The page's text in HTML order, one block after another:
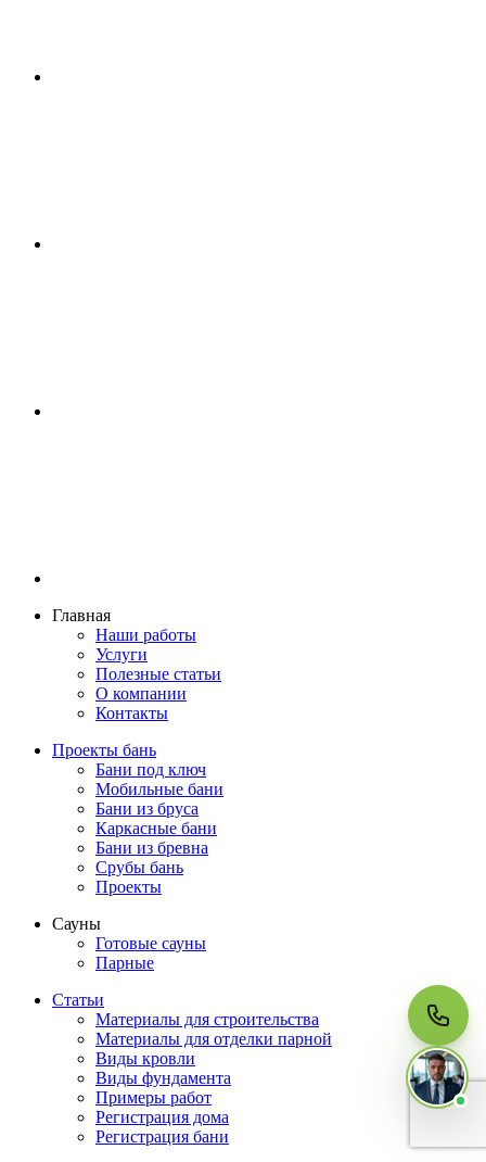
Главная
Наши работы
Услуги
Полезные статьи
О компании
Контакты
Проекты бань
Бани под ключ
Мобильные бани
Бани из бруса
Каркасные бани
Бани из бревна
Срубы бань
Проекты
Сауны
Готовые сауны
Парные
Статьи
Материалы для строительства
Материалы для отделки парной
Виды кровли
Виды фундамента
Примеры работ
Регистрация дома
Регистрация бани
MAX